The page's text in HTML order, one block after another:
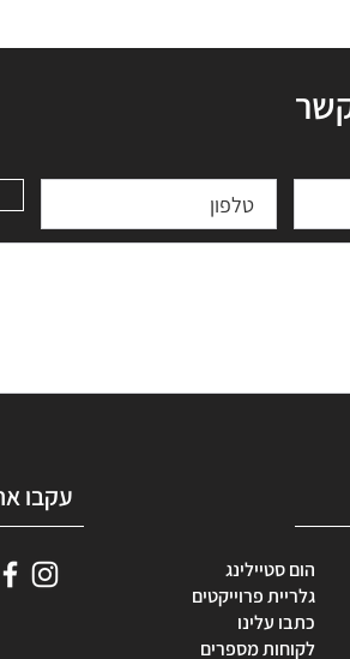
עקבו
הום סטיילינג
גלריית פרוייקטים
כתבו עלינו
לקוחות מספרים